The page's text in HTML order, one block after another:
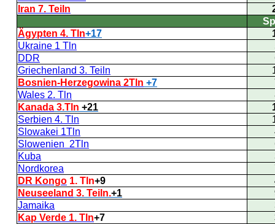
Iran 7. Teiln
Ägypten 4. Tln+17
Ukraine 1 Tln
DDR
Griechenland 3. Teiln
Bosnien-Herzegowina 2Tln +7
Wales 2. Tln
Kanada 3.Tln +21
Serbien 4. Tln
Slowakei 1Tln
Slowenien 2Tln
Kuba
Nordkorea
DR Kongo 1. Tln+9
Neuseeland 3. Teiln.+1
Jamaika
Kap Verde 1. Tln+7